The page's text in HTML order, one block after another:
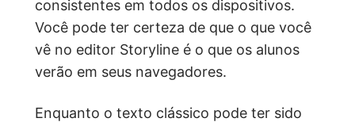
consistentes em todos os dispositivos.
Você pode ter certeza de que o que você
vê no editor Storyline é o que os alunos
verão em seus navegadores.
Enquanto o texto clássico pode ter sido